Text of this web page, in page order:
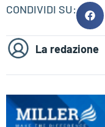
CONDIVIDI SU:
La redazione